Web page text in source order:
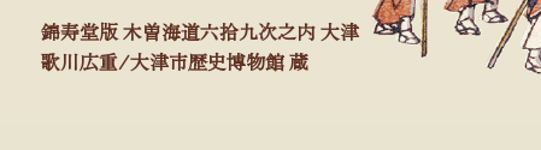
錦寿堂版 木曽海道六拾九次之内 大津
歌川広重/大津市歴史博物館 蔵